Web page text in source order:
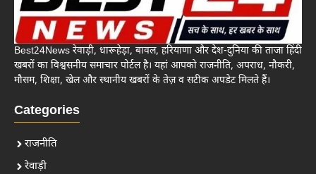
Best24News रेवाड़ी, धारूहेड़ा, बावल, हरियाणा और देश-दुनिया की ताजा हिंदी
खबरों का विश्वसनीय समाचार पोर्टल है। यहां आपको राजनीति, अपराध, नौकरी,
मौसम, शिक्षा, खेल और स्थानीय खबरों के तेज़ व सटीक अपडेट मिलते हैं।
Categories
राजनीति
रेवाड़ी